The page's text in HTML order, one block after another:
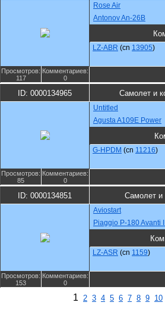
Rose Air
Antonov An-26B
LZ-ABR (cn 13905)
Просмотров:
117
Комментариев:
0
ID: 0000134965 Самолет и
Untitled
Agusta A109E Power
G-HPDM (cn 11216)
Просмотров:
85
Комментариев:
0
ID: 0000134851 Самолет и
Aviostart
Piaggio P-180 Avanti
LZ-ASR (cn 1159)
Просмотров:
153
Комментариев:
0
1 2 3 4 5 6 7 8 9 10